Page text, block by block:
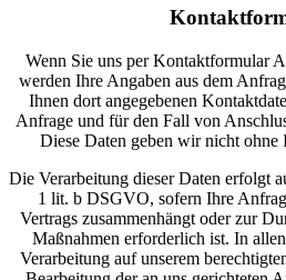
Wenn Sie uns per Kontaktformular
werden Ihre Angaben aus dem
Ihnen dort angegebenen
Anfrage und für den Fall von
Diese Daten geben wir nicht
Die Verarbeitung dieser Daten erfolgt
1 lit. b DSGVO, sofern Ihre
Vertrags zusammenhängt oder zur
Maßnahmen erforderlich ist. In
Verarbeitung auf unserem